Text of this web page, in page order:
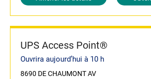
UPS Access Point®
Ouvrira aujourd’hui à 10 h
8690 DE CHAUMONT AV